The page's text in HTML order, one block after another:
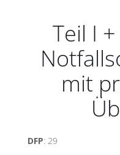
Teil I
mit
DFP: 29